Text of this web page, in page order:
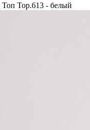
Топ Top.613 - белый